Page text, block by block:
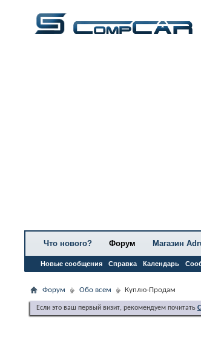
Что нового? Форум
Новые сообщения Справка Календарь
Магазин
Форум Обо всем Куплю-Продам
Если это ваш первый визит, рекомендуем почитать